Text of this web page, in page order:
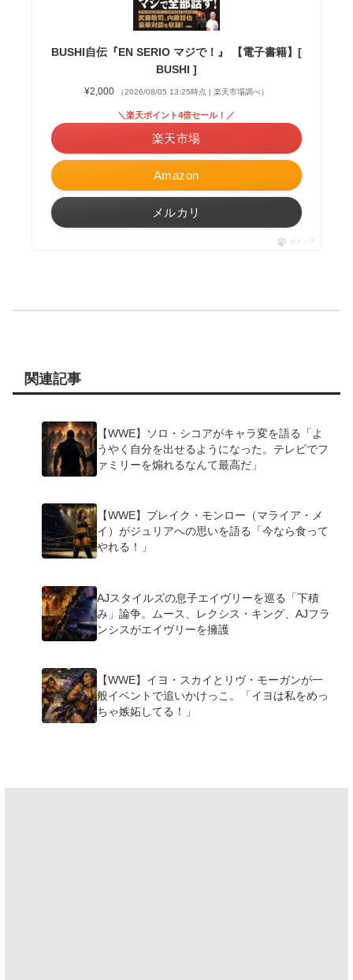
BUSHI自伝『EN SERIO マジで！』 【電子書籍】[
BUSHI ]
¥2,000 （2026/08/05 13:25時点 | 楽天市場調べ）
Amazon
＼楽天ポイント4倍セール！／
楽天市場
メルカリ
ポチップ
関連記事
【WWE】ソロ・シコアがキャラ変を語る「よ
うやく自分を出せるようになった。テレビでフ
ァミリーを煽れるなんて最高だ」
【WWE】ブレイク・モンロー（マライア・メ
イ）がジュリアへの思いを語る「今なら食って
やれる！」
AJスタイルズの息子エイヴリーを巡る「下積
み」論争。ムース、レクシス・キング、AJフラ
ンシスがエイヴリーを擁護
【WWE】イヨ・スカイとリヴ・モーガンが一
般イベントで追いかけっこ。「イヨは私をめっ
ちゃ嫉妬してる！」